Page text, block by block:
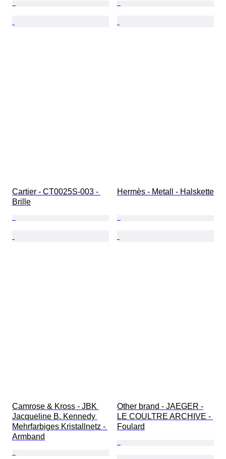
Cartier - CT0025S-003 -
Brille
Hermès - Metall - Halskette
Camrose & Kross - JBK
Jacqueline B. Kennedy
Mehrfarbiges Kristallnetz -
Armband
Other brand - JAEGER -
LE COULTRE ARCHIVE -
Foulard